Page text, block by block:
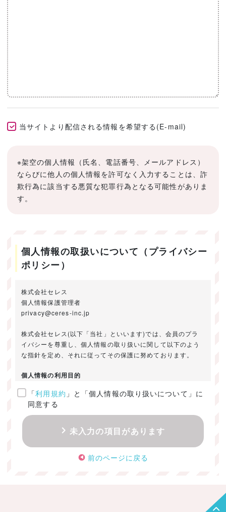
当サイトより配信される情報を希望する(E-mail)
※架空の個人情報（氏名、電話番号、メールアドレス）
ならびに他人の個人情報を許可なく入力することは、詐
欺行為に該当する悪質な犯罪行為となる可能性がありま
す。
個人情報の取扱いについて（プライバシー
ポリシー）
株式会社セレス
個人情報保護管理者
privacy@ceres-inc.jp
株式会社セレス(以下「当社」といいます)では、会員のプラ
イバシーを尊重し、個人情報の取り扱いに関して以下のよう
な指針を定め、それに従ってその保護に努めております。
個人情報の利用目的
ご提供いただきました個人情報は、以下のためにのみ利用い
たします。
・お問い合わせに対する回答及び資料送付のご連絡
・当社のお客様向けサービスの提供
・本人確認
・サービスの開発・改善のための分析
「利用規約 」と「個人情報の取り扱いについて」に
同意する
未入力の項目があります
前のページに戻る